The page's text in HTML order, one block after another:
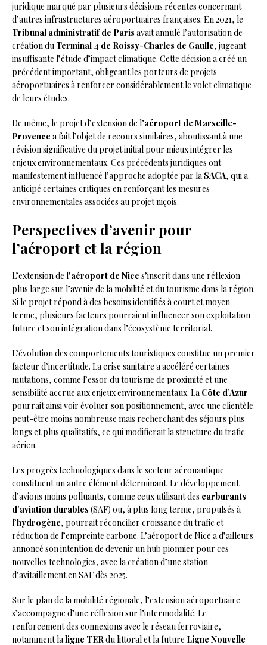
juridique marqué par plusieurs décisions récentes concernant
d’autres infrastructures aéroportuaires françaises. En 2021, le
Tribunal administratif de Paris avait annulé l’autorisation de
création du Terminal 4 de Roissy-Charles de Gaulle, jugeant
insuffisante l’étude d’impact climatique. Cette décision a créé un
précédent important, obligeant les porteurs de projets
aéroportuaires à renforcer considérablement le volet climatique
de leurs études.
De même, le projet d’extension de l’aéroport de Marseille-
Provence a fait l’objet de recours similaires, aboutissant à une
révision significative du projet initial pour mieux intégrer les
enjeux environnementaux. Ces précédents juridiques ont
manifestement influencé l’approche adoptée par la SACA, qui a
anticipé certaines critiques en renforçant les mesures
environnementales associées au projet niçois.
Perspectives d’avenir pour
l’aéroport et la région
L’extension de l’aéroport de Nice s’inscrit dans une réflexion
plus large sur l’avenir de la mobilité et du tourisme dans la région.
Si le projet répond à des besoins identifiés à court et moyen
terme, plusieurs facteurs pourraient influencer son exploitation
future et son intégration dans l’écosystème territorial.
L’évolution des comportements touristiques constitue un premier
facteur d’incertitude. La crise sanitaire a accéléré certaines
mutations, comme l’essor du tourisme de proximité et une
sensibilité accrue aux enjeux environnementaux. La Côte d’Azur
pourrait ainsi voir évoluer son positionnement, avec une clientèle
peut-être moins nombreuse mais recherchant des séjours plus
longs et plus qualitatifs, ce qui modifierait la structure du trafic
aérien.
Les progrès technologiques dans le secteur aéronautique
constituent un autre élément déterminant. Le développement
d’avions moins polluants, comme ceux utilisant des carburants
d’aviation durables (SAF) ou, à plus long terme, propulsés à
l’hydrogène, pourrait réconcilier croissance du trafic et
réduction de l’empreinte carbone. L’aéroport de Nice a d’ailleurs
annoncé son intention de devenir un hub pionnier pour ces
nouvelles technologies, avec la création d’une station
d’avitaillement en SAF dès 2025.
Sur le plan de la mobilité régionale, l’extension aéroportuaire
s’accompagne d’une réflexion sur l’intermodalité. Le
renforcement des connexions avec le réseau ferroviaire,
notamment la ligne TER du littoral et la future Ligne Nouvelle